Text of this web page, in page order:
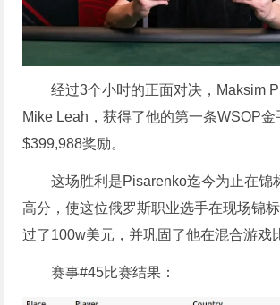
经过3个小时的正面对决，Maksim
Mike Leah，获得了他的第一条WSOP金
$399,988奖励。
这场胜利是Pisarenko迄今为止在锦
高分，使这位俄罗斯职业选手在现场锦
过了100w美元，并巩固了他在混合游戏
赛事#45比赛结果：